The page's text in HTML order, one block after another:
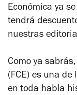
Económica ya
tendrá
nuestras
Como ya
(FCE) es una
en toda habla